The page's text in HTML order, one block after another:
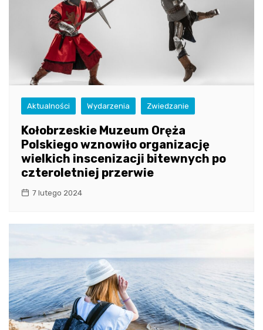
Aktualności Wydarzenia Zwiedzanie
Kołobrzeskie Muzeum Oręża
Polskiego wznowiło organizację
wielkich inscenizacji bitewnych po
czteroletniej przerwie
7 lutego 2024